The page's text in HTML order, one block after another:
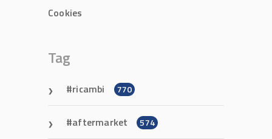
Cookies
Tag
ricambi 770
aftermarket 574